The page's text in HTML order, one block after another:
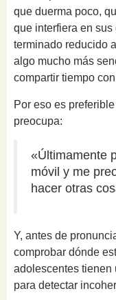
que duerma poco,
que interfiera en
terminado reducido
algo mucho más
compartir tiempo
Por eso es
preocupa:
«Últimamente
móvil y me
hacer otras
Y, antes de
comprobar dónde
adolescentes tienen
para detectar